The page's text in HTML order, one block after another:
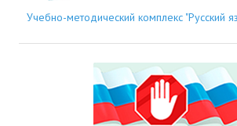
Учебно-методический комплекс "Русский